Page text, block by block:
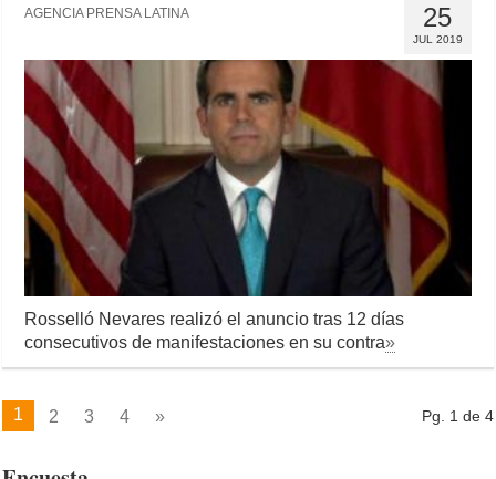
25
JUL 2019
AGENCIA PRENSA LATINA
Rosselló Nevares realizó el anuncio tras 12 días
consecutivos de manifestaciones en su contra»
Pg. 1 de 4
1 2 3 4 »